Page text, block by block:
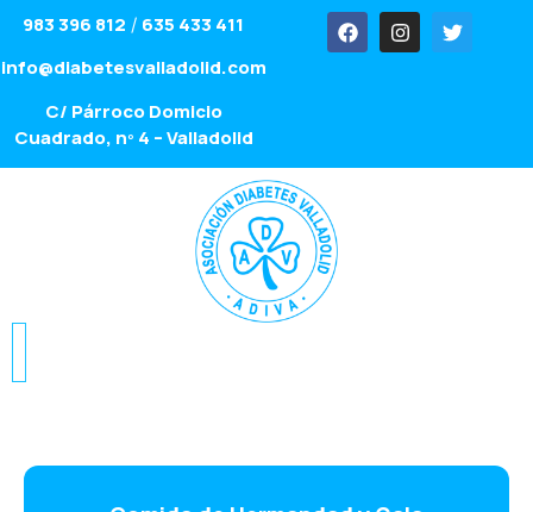
983 396 812 / 635 433 411
info@diabetesvalladolid.com
C/ Párroco Domicio
Cuadrado, nº 4 – Valladolid